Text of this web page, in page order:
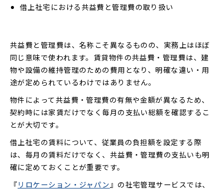
借上社宅における共益費と管理費の取り扱い
共益費と管理費は、名称こそ異なるものの、実務上はほぼ
同じ意味で使われます。賃貸物件の共益費・管理費は、建
物や設備の維持管理のための費用となり、明確な違い・用
途が定められているわけではありません。
物件によって共益費・管理費の有無や金額が異なるため、
契約時には家賃だけでなく毎月の支払い総額を確認するこ
とが大切です。
借上社宅の賃料について、従業員の負担額を設定する際
は、毎月の賃料だけでなく、共益費・管理費の支払いも明
確に定めておくことが重要です。
『リロケーション・ジャパン 』の社宅管理サービスでは、